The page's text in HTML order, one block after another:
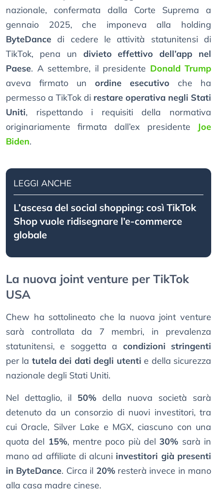
nazionale, confermata dalla Corte Suprema a
gennaio 2025, che imponeva alla holding
ByteDance di cedere le attività statunitensi di
TikTok, pena un divieto effettivo dell’app nel
Paese. A settembre, il presidente Donald Trump
aveva firmato un ordine esecutivo che ha
permesso a TikTok di restare operativa negli Stati
Uniti, rispettando i requisiti della normativa
originariamente firmata dall’ex presidente Joe
Biden.
LEGGI ANCHE
L’ascesa del social shopping: così TikTok
Shop vuole ridisegnare l’e-commerce
globale
La nuova joint venture per TikTok
USA
Chew ha sottolineato che la nuova joint venture
sarà controllata da 7 membri, in prevalenza
statunitensi, e soggetta a condizioni stringenti
per la tutela dei dati degli utenti e della sicurezza
nazionale degli Stati Uniti.
Nel dettaglio, il 50% della nuova società sarà
detenuto da un consorzio di nuovi investitori, tra
cui Oracle, Silver Lake e MGX, ciascuno con una
quota del 15%, mentre poco più del30% sarà in
mano ad affiliate di alcuni investitori già presenti
in ByteDance. Circa il 20%resterà invece in mano
alla casa madre cinese.